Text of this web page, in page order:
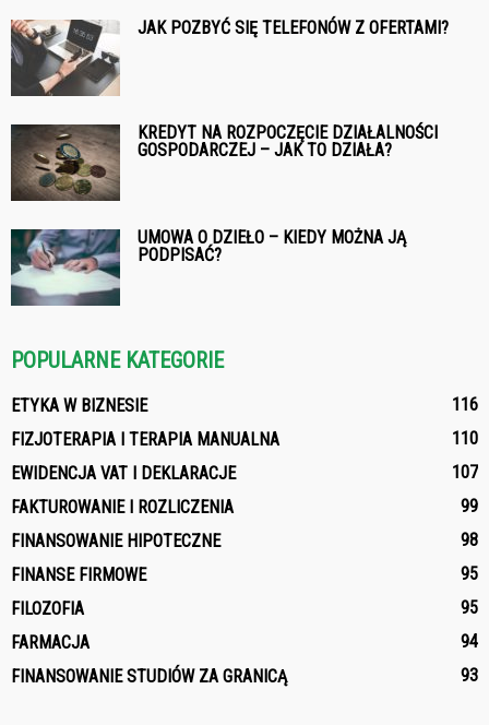
JAK POZBYĆ SIĘ TELEFONÓW Z OFERTAMI?
KREDYT NA ROZPOCZĘCIE DZIAŁALNOŚCI
GOSPODARCZEJ – JAK TO DZIAŁA?
UMOWA O DZIEŁO – KIEDY MOŻNA JĄ
PODPISAĆ?
POPULARNE KATEGORIE
ETYKA W BIZNESIE
116
FIZJOTERAPIA I TERAPIA MANUALNA
110
EWIDENCJA VAT I DEKLARACJE
107
FAKTUROWANIE I ROZLICZENIA
99
FINANSOWANIE HIPOTECZNE
98
FINANSE FIRMOWE
95
FILOZOFIA
95
FARMACJA
94
FINANSOWANIE STUDIÓW ZA GRANICĄ
93